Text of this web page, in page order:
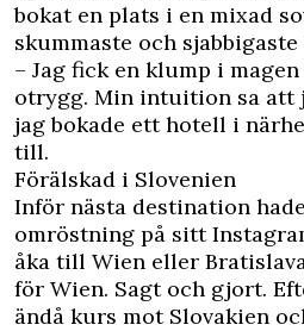
bokat en plats i en mixad
skummaste och
– Jag fick en klump i
otrygg. Min intuition sa att
jag bokade ett hotell i
till.
Förälskad i Slovenien
Inför nästa destination
omröstning på sitt
åka till Wien eller
för Wien. Sagt och gjort.
ändå kurs mot Slovakien